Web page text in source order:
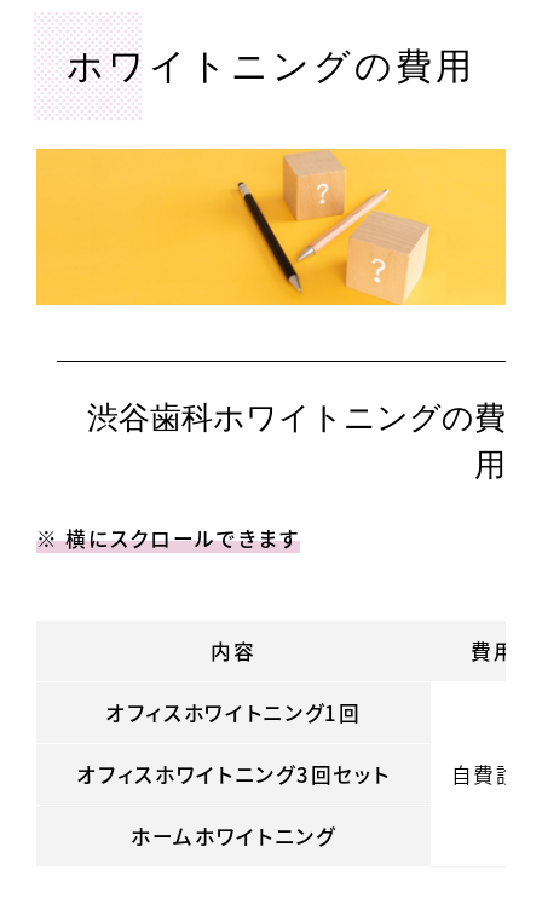
ホワイトニングの費用
渋谷歯科ホワイトニングの費
用
※ 横にスクロールできます
内容 費用
オフィスホワイトニング1回
自費診療
オフィスホワイトニング3回セット
ホームホワイトニング